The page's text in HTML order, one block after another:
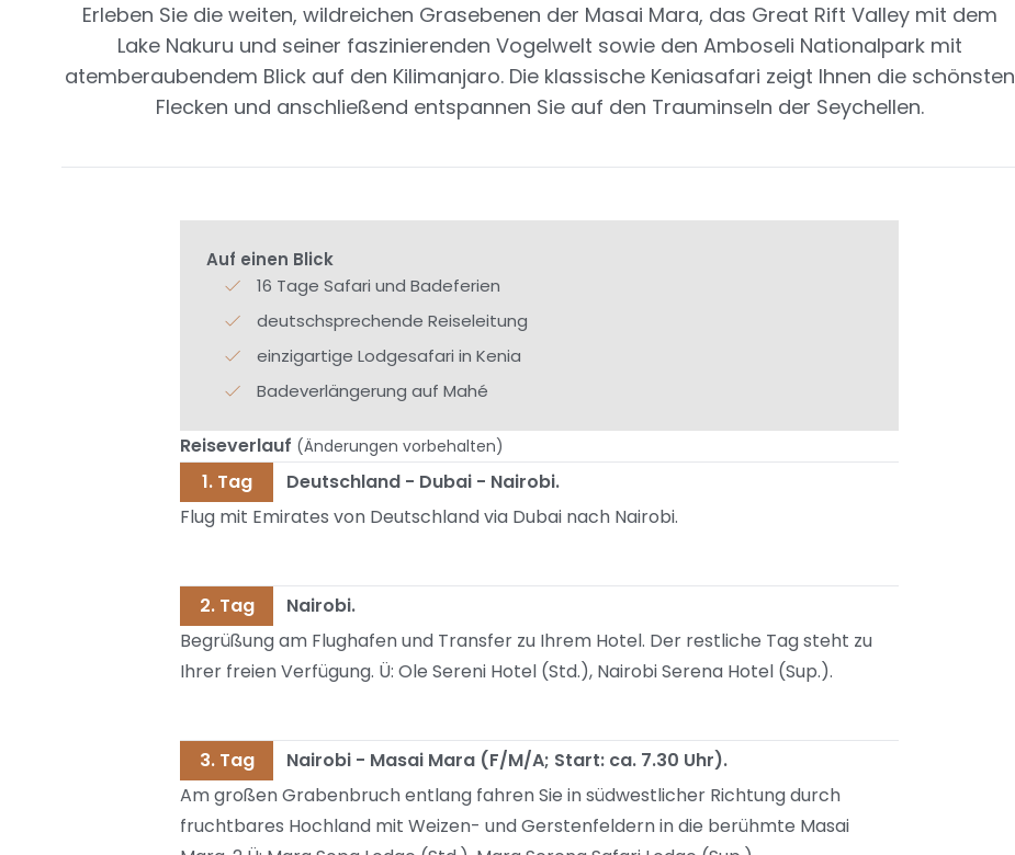
Erleben Sie die weiten, wildreichen Grasebenen der Masai Mara, das Great Rift Valley mit dem
Lake Nakuru und seiner faszinierenden Vogelwelt sowie den Amboseli Nationalpark mit
atemberaubendem Blick auf den Kilimanjaro. Die klassische Keniasafari zeigt Ihnen die schönsten
Flecken und anschließend entspannen Sie auf den Trauminseln der Seychellen.
Auf einen Blick
16 Tage Safari und Badeferien
deutschsprechende Reiseleitung
einzigartige Lodgesafari in Kenia
Badeverlängerung auf Mahé
Reiseverlauf (Änderungen vorbehalten)
1. Tag
Deutschland - Dubai - Nairobi.
Flug mit Emirates von Deutschland via Dubai nach Nairobi.
2. Tag
Nairobi.
Begrüßung am Flughafen und Transfer zu Ihrem Hotel. Der restliche Tag steht zu
Ihrer freien Verfügung. Ü: Ole Sereni Hotel (Std.), Nairobi Serena Hotel (Sup.).
3. Tag
Nairobi - Masai Mara (F/M/A; Start: ca. 7.30 Uhr).
Am großen Grabenbruch entlang fahren Sie in südwestlicher Richtung durch
fruchtbares Hochland mit Weizen- und Gerstenfeldern in die berühmte Masai